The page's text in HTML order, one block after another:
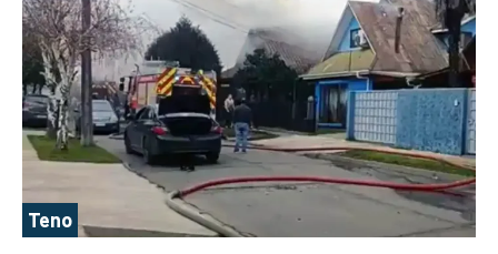
Teno